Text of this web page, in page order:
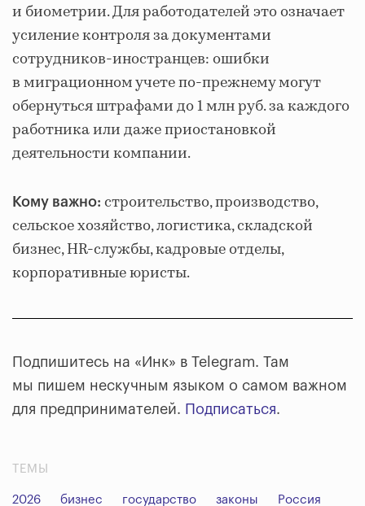
и биометрии. Для работодателей это означает
усиление контроля за документами
сотрудников-иностранцев: ошибки
в миграционном учете по-прежнему могут
обернуться штрафами до 1 млн руб. за каждого
работника или даже приостановкой
деятельности компании.
Кому важно: строительство, производство,
сельское хозяйство, логистика, складской
бизнес, HR-службы, кадровые отделы,
корпоративные юристы.
Подпишитесь на «Инк» в Telegram. Там
мы пишем нескучным языком о самом важном
для предпринимателей. Подписаться.
ТЕМЫ
2026 бизнес государство законы Россия